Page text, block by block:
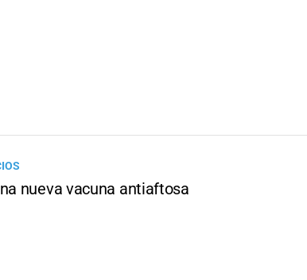
nueva vacuna antiaftosa